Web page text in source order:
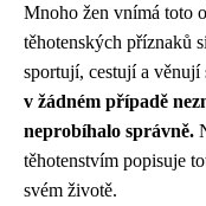
Mnoho žen vnímá toto
těhotenských příznaků
sportují, cestují a
v žádném případě
neprobíhalo správně.
těhotenstvím popisuje
svém životě.